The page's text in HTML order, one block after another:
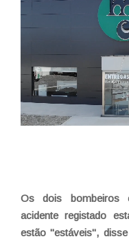
Os dois bombeiros
acidente registado
estão "estáveis",